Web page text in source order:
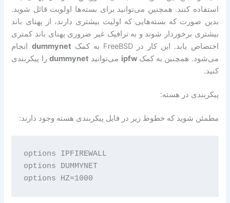
استفاده کنند. همچنین می‌توانید برای بسته‌ها اولویت قائل شوید.
بدین صورت که بسته‌هایی که اولیت بیشتری دارند، از پهنای باند
بیشتری برخوردار شوند و به ترافیک غیر ضروری پهنای باند کمتری
اختصاص یابد. این کار در FreeBSD به کمک
dummynet انجام
می‌شود. همچنین به کمکipfw می‌توانید dummynet را پیکربندی
کنید.
پیکربندی در هسته:
مطمئن شوید که خطوط زیر در فایل پیکربندی هسته وجود دارند:
options IPFIREWALL
options DUMMYNET